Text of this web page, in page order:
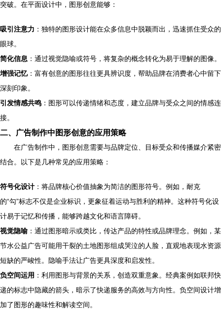
突破。在平面设计中，图形创意能够：
吸引注意力 ：独特的图形设计能在众多信息中脱颖而出，迅速抓住受众的
眼球。
简化信息 ：通过视觉隐喻或符号，将复杂的概念转化为易于理解的图像。
增强记忆：富有创意的图形往往更具辨识度，帮助品牌在消费者心中留下
深刻印象。
引发情感共鸣 ：图形可以传递情绪和态度，建立品牌与受众之间的情感连
接。
二、广告制作中图形创意的应用策略
在广告制作中，图形创意需要与品牌定位、目标受众和传播媒介紧密
结合。以下是几种常见的应用策略：
符号化设计 ：将品牌核心价值抽象为简洁的图形符号。例如，耐克
的“勾”标志不仅是企业标识，更象征着运动与胜利的精神。这种符号化设
计易于记忆和传播，能够跨越文化和语言障碍。
视觉隐喻 ：通过图形暗示或类比，传达产品的特性或品牌理念。例如，某
节水公益广告可能用干裂的土地图形组成哭泣的人脸，直观地表现水资源
短缺的严峻性。隐喻手法让广告更具深度和启发性。
负空间运用 ：利用图形与背景的关系，创造双重意象。经典案例如联邦快
递的标志中隐藏的箭头，暗示了快递服务的高效与方向性。负空间设计增
加了图形的趣味性和解读空间。